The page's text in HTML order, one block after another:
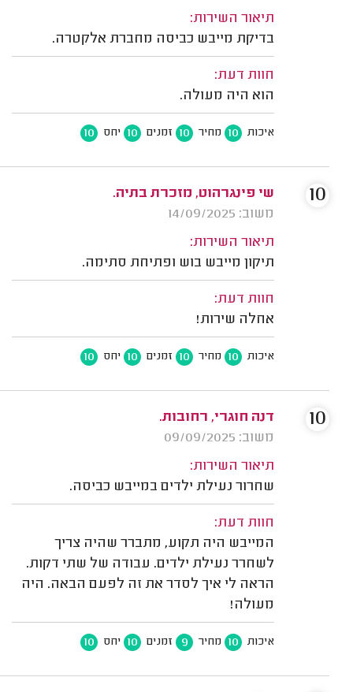
תיאור השירות:
בדיקת מייבש כביסה מחברת אלקטרה.
חוות דעת:
הוא היה מעולה.
איכות 10 מחיר 10 זמנים 10 יחס 10
שי פינגרהוט, מזכרת בתיה.
משוב: 14/09/2025
תיאור השירות:
תיקון מייבש בוש ופתיחת סתימה.
חוות דעת:
אחלה שירות!
איכות 10 מחיר 10 זמנים 10 יחס 10
10
דנה חוגרי, רחובות.
משוב: 09/09/2025
תיאור השירות:
שחרור נעילת ילדים במייבש כביסה.
חוות דעת:
המייבש היה תקוע, מתברר שהיה צריך
לשחרר נעילת ילדים. עבודה של שתי דקות.
הראה לי איך לסדר את זה לפעם הבאה. היה
מעולה!
איכות 10 מחיר 9 זמנים 10 יחס 10
10